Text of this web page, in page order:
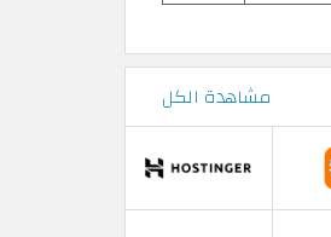
مشاهدة الكل